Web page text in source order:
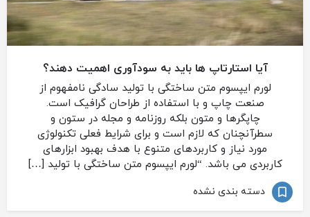
آیا استارتاپ ها باید به سودآوری اهمیت دهند؟
لورم ایپسوم متن ساختگی با تولید سادگی نامفهوم از
صنعت چاپ و با استفاده از طراحان گرافیک است.
چاپگرها و متون بلکه روزنامه و مجله در ستون و
سطرآنچنان که لازم است و برای شرایط فعلی تکنولوژی
مورد نیاز و کاربردهای متنوع با هدف بهبود ابزارهای
کاربردی می باشد. “لورم ایپسوم متن ساختگی با تولید […]
دسته بندی نشده